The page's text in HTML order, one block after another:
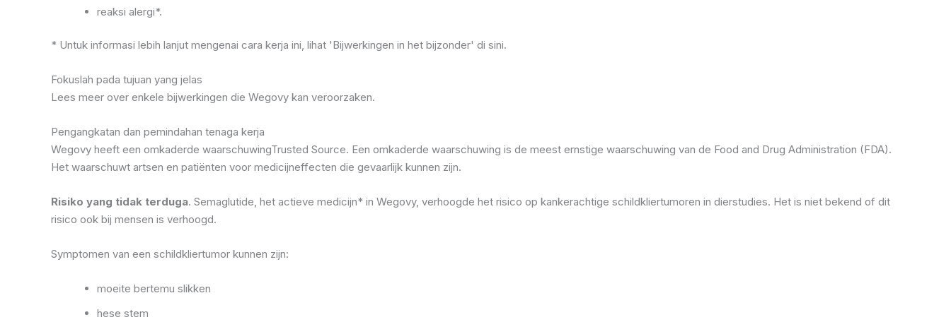
reaksi alergi*.
* Untuk informasi lebih lanjut mengenai cara kerja ini, lihat 'Bijwerkingen in het bijzonder' di sini.
Fokuslah pada tujuan yang jelas
Lees meer over enkele bijwerkingen die Wegovy kan veroorzaken.
Pengangkatan dan pemindahan tenaga kerja
Wegovy heeft een omkaderde waarschuwingTrusted Source. Een omkaderde waarschuwing is de meest ernstige waarschuwing van de Food and Drug Administration (FDA).
Het waarschuwt artsen en patiënten voor medicijneffecten die gevaarlijk kunnen zijn.
Risiko yang tidak terduga. Semaglutide, het actieve medicijn* in Wegovy, verhoogde het risico op kankerachtige schildkliertumoren in dierstudies. Het is niet bekend of dit
risico ook bij mensen is verhoogd.
Symptomen van een schildkliertumor kunnen zijn:
moeite bertemu slikken
hese stem